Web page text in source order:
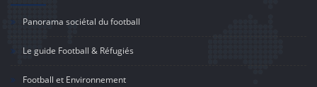
Panorama sociétal du football
Le guide Football & Réfugiés
Football et Environnement